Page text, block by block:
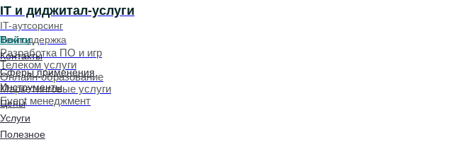
Войти
Контакты
Сферы применения
Инструменты
Цены
Услуги
Полезное
IT и диджитал-услуги
IT-аутсорсинг
Техподдержка
Разработка ПО и игр
Телеком услуги
Онлайн-образование
Маркетинговые услуги
Event менеджмент
Event менеджмент
Event менеджмент
Event менеджмент